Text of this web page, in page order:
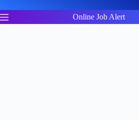
to
content
Online Job Alert